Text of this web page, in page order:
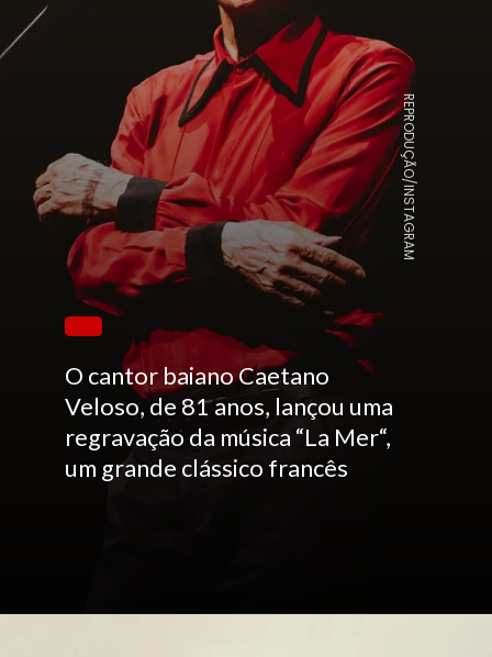
O cantor baiano Caetano
Veloso, de 81 anos, lançou uma
regravação da música “La Mer“,
um grande clássico francês
REPRODUÇÃO/INSTAGRAM